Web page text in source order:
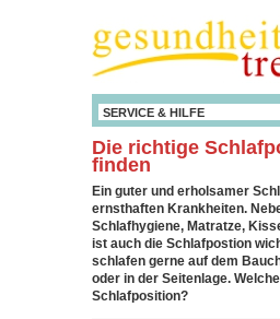
SERVICE & HILFE
Die richtige
finden
Ein guter und erholsamer
ernsthaften Krankheiten.
Schlafhygiene, Matratze,
ist auch die Schlafpostion
schlafen gerne auf dem
oder in der Seitenlage.
Schlafposition?